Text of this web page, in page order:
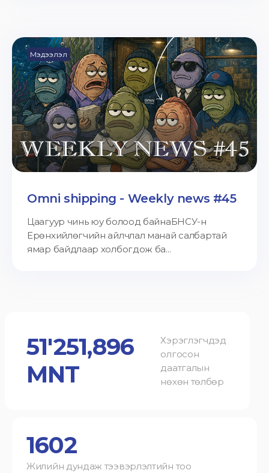
Мэдээлэл
Omni shipping - Weekly news #45
Цаагуур чинь юу болоод байнаБНСУ-н
Ерөнхийлөгчийн айлчлал манай салбартай
ямар байдлаар холбогдож ба...
51'251,896
MNT
Хэрэглэгчдэд
олгосон
даатгалын
нөхөн төлбөр
1602
Жилийн дундаж тээвэрлэлтийн тоо